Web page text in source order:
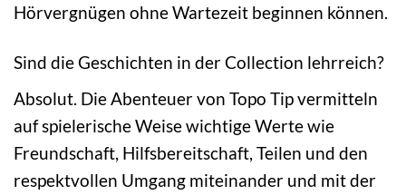
Hörvergnügen ohne Wartezeit beginnen können.
Sind die Geschichten in der Collection lehrreich?
Absolut. Die Abenteuer von Topo Tip vermitteln
auf spielerische Weise wichtige Werte wie
Freundschaft, Hilfsbereitschaft, Teilen und den
respektvollen Umgang miteinander und mit der